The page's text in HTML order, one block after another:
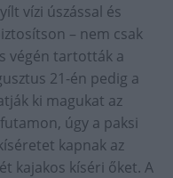
vízi úszással és
– nem csak
végén tartották a
21-én pedig a
ki magukat az
úgy a paksi
kapnak az
kajakos kíséri őket. A